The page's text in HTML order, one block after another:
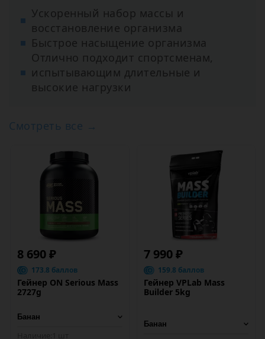
Ускоренный набор массы и
восстановление организма
Быстрое насыщение организма
Отлично подходит спортсменам,
испытывающим длительные и
высокие нагрузки
Смотреть все →
8 690 ₽
173.8 баллов
Гейнер ON Serious Mass
2727g
7 990 ₽
159.8 баллов
Гейнер VPLab Mass
Builder 5kg